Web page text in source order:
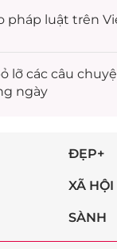
pháp luật trên
lỡ các câu
ngày
ĐẸP+
XÃ HỘI
SÀNH